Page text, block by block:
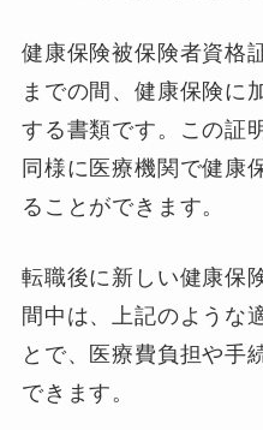
健康保険被保険者資格
までの間、健康保険に
する書類です。この証
同様に医療機関で健康
ることができます。
転職後に新しい健康保
間中は、上記のような
とで、医療費負担や手
できます。